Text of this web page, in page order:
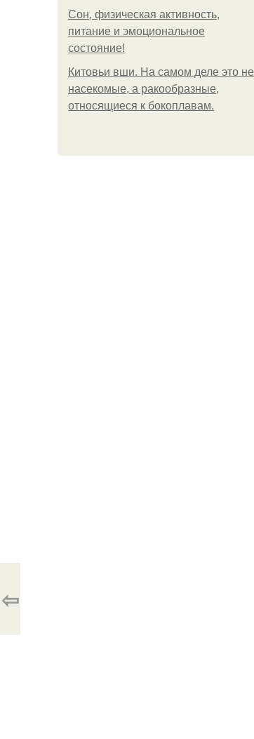
Сон, физическая активность,
питание и эмоциональное
состояние!
Китовьи вши. На самом деле это не
насекомые, а ракообразные,
относящиеся к бокоплавам.
⇦